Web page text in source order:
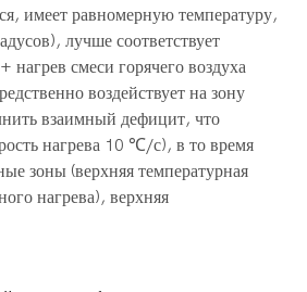
имеет равномерную температуру,
лучше соответствует
смеси горячего воздуха
воздействует на зону
взаимный дефицит, что
нагрева 10 ℃/с), в то время
зоны (верхняя температурная
нагрева), верхняя